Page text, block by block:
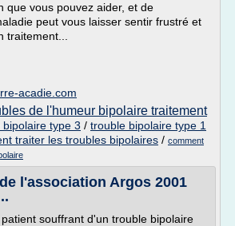
que vous pouvez aider, et de
peut vous laisser sentir frustré et
traitement...
acadie.com
de l'humeur bipolaire traitement
type 3 / trouble bipolaire type 1
traiter les troubles bipolaires / comment
l'association Argos 2001
souffrant d'un trouble bipolaire